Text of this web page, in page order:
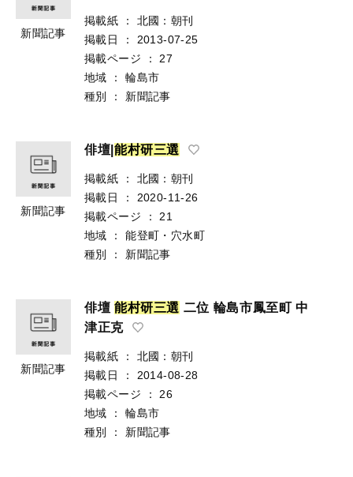
新聞記事
掲載紙 ：
北國：朝刊
掲載日
：
2013-07-25
掲載ページ
：
27
地域
：
輪島市
種別
： 新聞記事
新聞記事
俳壇| 能村研三選
掲載紙 ：
北國：朝刊
掲載日
：
2020-11-26
掲載ページ
：
21
地域
：
能登町・穴水町
種別
： 新聞記事
新聞記事
俳壇 能村研三選 二位 輪島市鳳至町 中
津正克
掲載紙 ：
北國：朝刊
掲載日
：
2014-08-28
掲載ページ
：
26
地域
：
輪島市
種別
： 新聞記事